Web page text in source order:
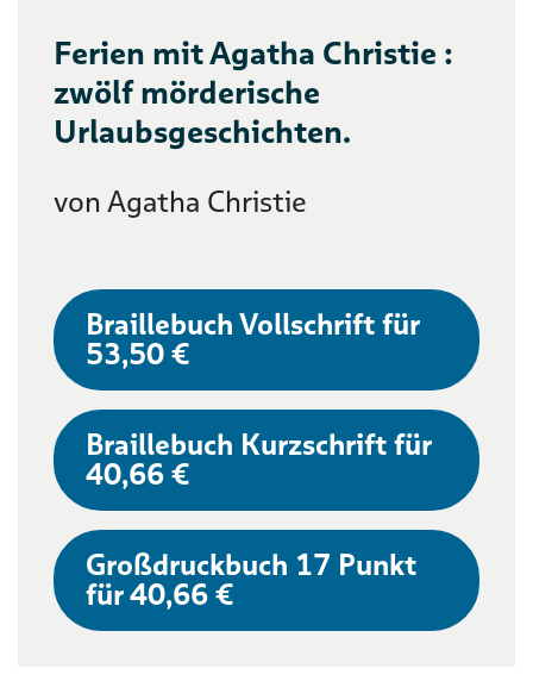
Ferien mit Agatha Christie :
zwölf mörderische
Urlaubsgeschichten.
von Agatha Christie
Braillebuch Vollschrift für
53,50 €
Braillebuch Kurzschrift für
40,66 €
Großdruckbuch 17 Punkt
für 40,66 €